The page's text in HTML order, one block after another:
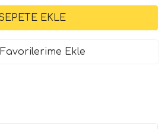
Favorilerime Ekle